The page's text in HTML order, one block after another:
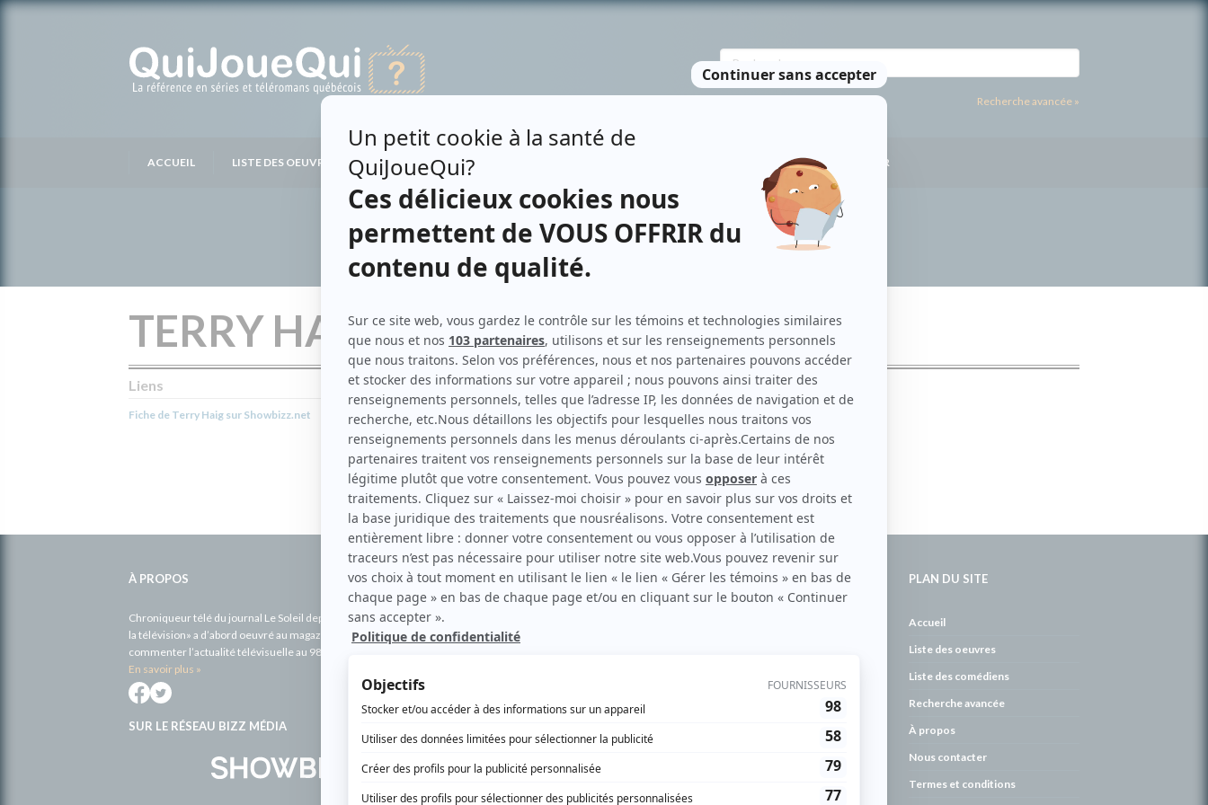
Recherche avancée »
ACCUEIL LISTE DES OEUVRES LISTE DES PERSONNES NOUS CONTACTER
TERRY HAIG
Liens
Fiche de Terry Haig sur Showbizz.net
Personnages
Duplessis(Jim Kilpatrick)
À PROPOS
Chroniqueur télé du journal Le Soleil depuis 2001, Richard Therrien carbure à son petit écran. Celui qu’on surnomme parfois «l’encyclopédie de
la télévision» a d’abord oeuvré au magazine TV Hebdo de 1996 à 2001. Sa spécialité: la télé québécoise. On peut l’entendre régulièrement
commenter l’actualité télévisuelle au 98,5.
En savoir plus »
SUR LE RÉSEAU BIZZ MÉDIA
PLAN DU SITE
Accueil
Liste des oeuvres
Liste des comédiens
Recherche avancée
À propos
Nous contacter
Termes et conditions